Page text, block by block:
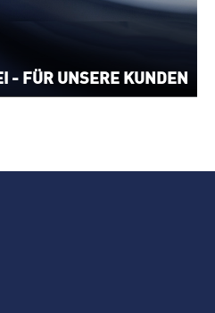
- FÜR UNSERE KUNDEN